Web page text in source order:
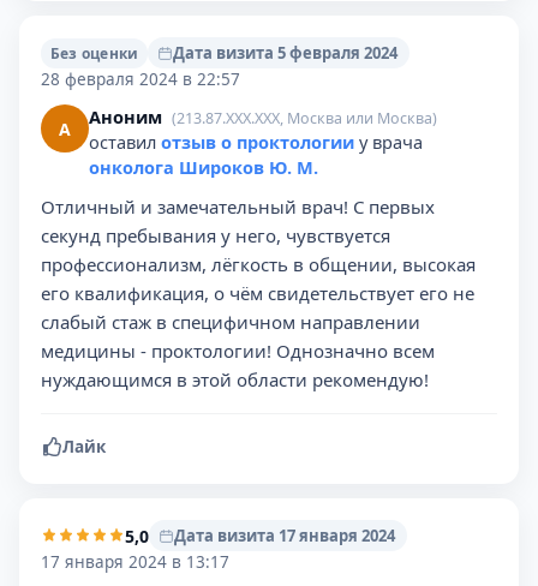
Без оценки
Дата визита 5 февраля 2024
28 февраля 2024 в 22:57
А Аноним (213.87.XXX.XXX, Москва или Москва)
оставил отзыв о проктологии у врача
онколога Широков Ю. М.
Отличный и замечательный врач! С первых
секунд пребывания у него, чувствуется
профессионализм, лёгкость в общении, высокая
его квалификация, о чём свидетельствует его не
слабый стаж в специфичном направлении
медицины - проктологии! Однозначно всем
нуждающимся в этой области рекомендую!
Лайк
5,0
Дата визита 17 января 2024
17 января 2024 в 13:17